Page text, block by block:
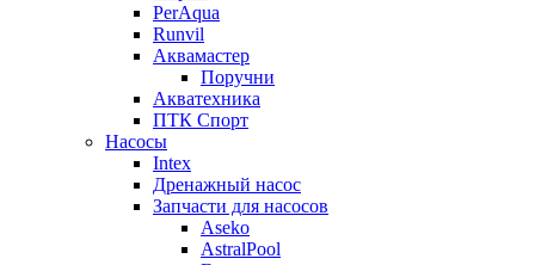
PerAqua
Runvil
Аквамастер
Поручни
Акватехника
ПТК Спорт
Насосы
Intex
Дренажный насос
Запчасти для насосов
Aseko
AstralPool